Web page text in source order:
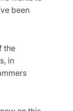
been
the
in